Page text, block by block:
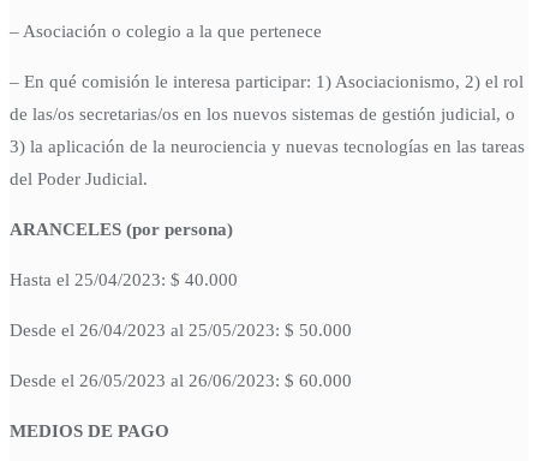
– Asociación o colegio a la que pertenece
– En qué comisión le interesa participar: 1) Asociacionismo, 2) el rol
de las/os secretarias/os en los nuevos sistemas de gestión judicial, o
3) la aplicación de la neurociencia y nuevas tecnologías en las tareas
del Poder Judicial.
ARANCELES (por persona)
Hasta el 25/04/2023: $ 40.000
Desde el 26/04/2023 al 25/05/2023: $ 50.000
Desde el 26/05/2023 al 26/06/2023: $ 60.000
MEDIOS DE PAGO